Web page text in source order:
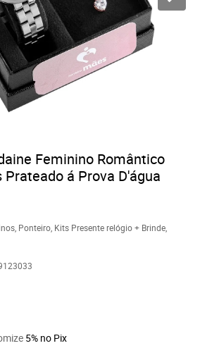
Feminino Romântico
á Prova D'água
Ponteiro Kits Presente relógio + Brinde
5% no Pix